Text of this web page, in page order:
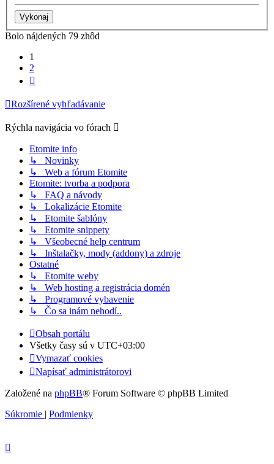
Bolo nájdených 79 zhôd
1
2
Rozšírené vyhľadávanie
Rýchla navigácia vo fórach
Etomite info
↳ Novinky
↳ Web a fórum Etomite
Etomite: tvorba a podpora
↳ FAQ a návody
↳ Lokalizácie Etomite
↳ Etomite šablóny
↳ Etomite snippety
↳ Všeobecné help centrum
↳ Inštalačky, mody (addony) a zdroje
Ostatné
↳ Etomite weby
↳ Web hosting a registrácia domén
↳ Programové vybavenie
↳ Čo sa inám nehodí..
Obsah portálu
Všetky časy sú v UTC+03:00
Vymazať cookies
Napísať administrátorovi
Založené na phpBB® Forum Software © phpBB Limited
Súkromie
Podmienky